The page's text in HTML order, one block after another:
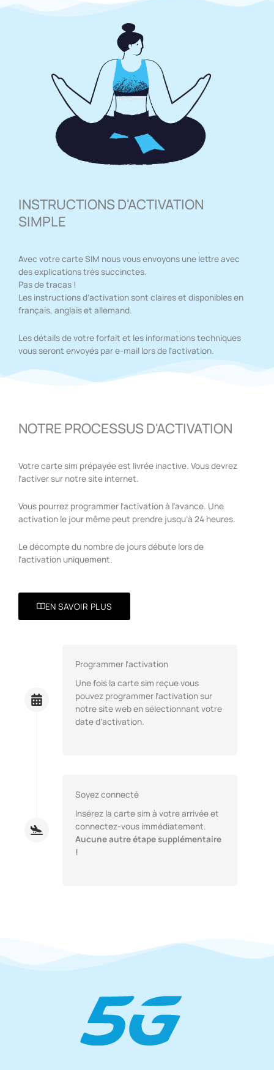
INSTRUCTIONS D'ACTIVATION
SIMPLE
Avec votre carte SIM nous vous envoyons une lettre avec
des explications très succinctes.
Pas de tracas !
Les instructions d’activation sont claires et disponibles en
français, anglais et allemand.
Les détails de votre forfait et les informations techniques
vous seront envoyés par e-mail lors de l’activation.
NOTRE PROCESSUS D'ACTIVATION
Votre carte sim prépayée est livrée inactive. Vous devrez
l’activer sur notre site internet.
Vous pourrez programmer l’activation à l’avance. Une
activation le jour même peut prendre jusqu’à 24 heures.
Le décompte du nombre de jours débute lors de
l’activation uniquement.
EN SAVOIR PLUS
Programmer l’activation
Une fois la carte sim reçue vous
pouvez programmer l’activation sur
notre site web en sélectionnant votre
date d’activation.
Soyez connecté
Insérez la carte sim à votre arrivée et
connectez-vous immédiatement.
Aucune autre étape supplémentaire
!